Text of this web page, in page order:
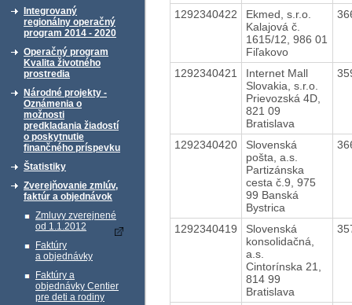
Integrovaný
regionálny operačný
program 2014 - 2020
Operačný program
Kvalita životného
prostredia
Národné projekty -
Oznámenia o
možnosti
predkladania žiadostí
o poskytnutie
finančného príspevku
Štatistiky
Zverejňovanie zmlúv,
faktúr a objednávok
Zmluvy zverejnené
od 1.1.2012
Faktúry
a objednávky
Faktúry a
objednávky Centier
pre deti a rodiny
1292340422
Ekmed, s.r.o.
Kalajová č.
1615/12, 986 01
Fiľakovo
1292340421
Internet Mall
Slovakia, s.r.o.
Prievozská 4D,
821 09
Bratislava
1292340420
Slovenská
pošta, a.s.
Partizánska
cesta č.9, 975
99 Banská
Bystrica
1292340419
Slovenská
konsolidačná,
a.s.
Cintorínska 21,
814 99
Bratislava